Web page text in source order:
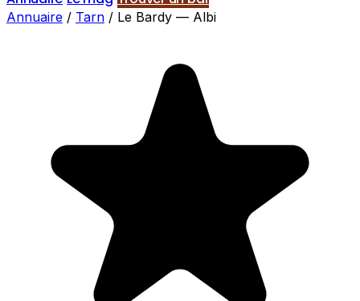
Annuaire / Tarn / Le Bardy — Albi